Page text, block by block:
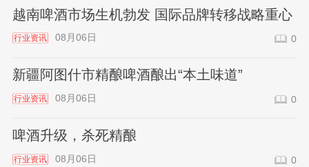
越南啤酒市场生机勃发 国际品牌转移战略重心
行业资讯 08月06日 0
新疆阿图什市精酿啤酒酿出“本土味道”
行业资讯 08月06日 0
啤酒升级，杀死精酿
行业资讯 08月06日 0